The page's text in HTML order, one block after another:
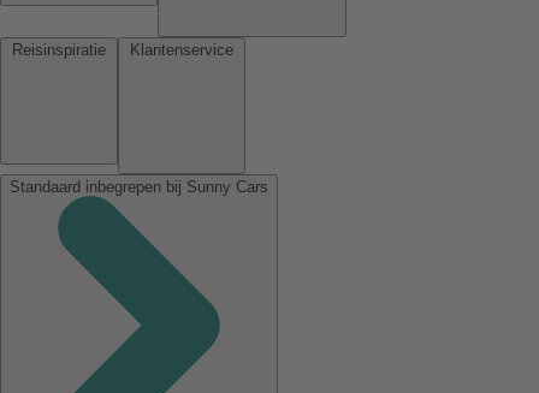
Standaard inbegrepen bij Sunny Cars